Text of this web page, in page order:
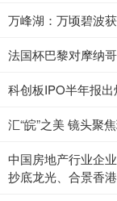
万峰湖：万顷碧波获
法国杯巴黎对摩纳哥
科创板IPO半年报
汇“皖”之美 镜头聚
中国房地产行业企
抄底龙光、合景香